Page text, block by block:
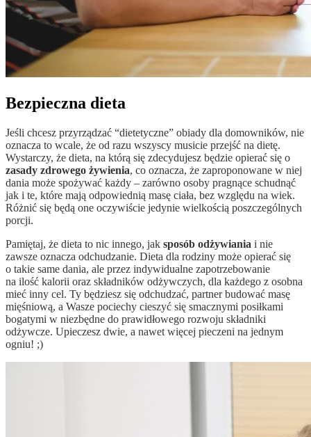
Bezpieczna dieta
Jeśli chcesz przyrządzać “dietetyczne” obiady dla domowników, nie
oznacza to wcale, że od razu wszyscy musicie przejść na dietę.
Wystarczy, że dieta, na którą się zdecydujesz będzie opierać się o
zasady zdrowego żywienia, co oznacza, że zaproponowane w niej
dania może spożywać każdy – zarówno osoby pragnące schudnąć
jak i te, które mają odpowiednią masę ciała, bez względu na wiek.
Różnić się będą one oczywiście jedynie wielkością poszczególnych
porcji.
Pamiętaj, że dieta to nic innego, jak sposób odżywiania i nie
zawsze oznacza odchudzanie. Dieta dla rodziny może opierać się
o takie same dania, ale przez indywidualne zapotrzebowanie
na ilość kalorii oraz składników odżywczych, dla każdego z osobna
mieć inny cel. Ty będziesz się odchudzać, partner budować masę
mięśniową, a Wasze pociechy cieszyć się smacznymi posiłkami
bogatymi w niezbędne do prawidłowego rozwoju składniki
odżywcze. Upieczesz dwie, a nawet więcej pieczeni na jednym
ogniu! ;)